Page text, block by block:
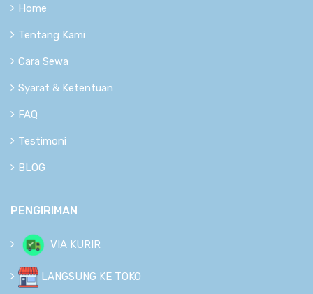
Home
Tentang Kami
Cara Sewa
Syarat & Ketentuan
FAQ
Testimoni
BLOG
PENGIRIMAN
VIA KURIR
LANGSUNG KE TOKO